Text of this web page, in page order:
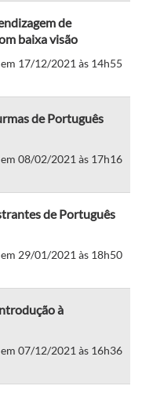
de
baixa visão
17/12/2021 às 14h55
de Português
08/02/2021 às 17h16
de Português
29/01/2021 às 18h50
à
07/12/2021 às 16h36